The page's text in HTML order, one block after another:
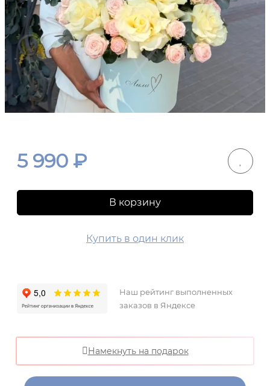
5 990 ₽
В корзину
Купить в один клик
Наш рейтинг выполненных
заказов в Яндексе
Намекнуть на подарок